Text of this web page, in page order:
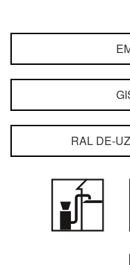
RAL DE-